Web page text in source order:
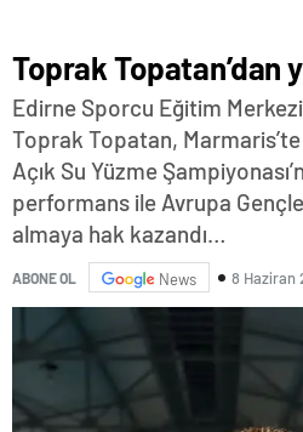
Toprak Topatan’dan
Edirne Sporcu Eğitim
Toprak Topatan,
Açık Su Yüzme
performans ile Avrupa
almaya hak kazandı…
ABONE OL News 8 Haziran